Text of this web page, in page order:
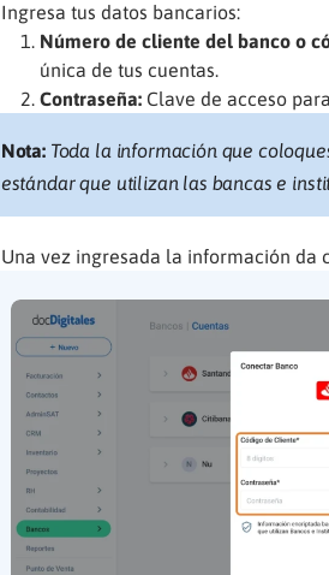
Ingresa tus datos bancarios:
Número de cliente del banco o
única de tus cuentas.
Contraseña: Clave de acceso
Nota: Toda la información que
estándar que utilizan las bancas e
Una vez ingresada la información da